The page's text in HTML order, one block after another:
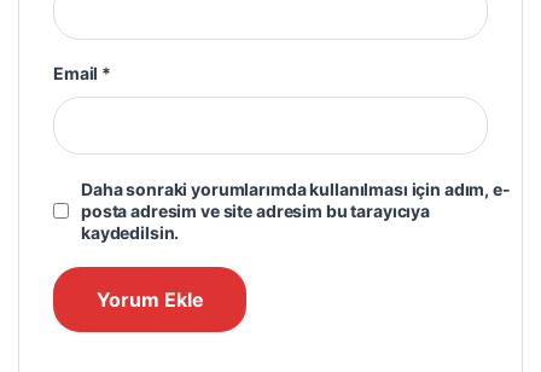
Email *
Daha sonraki yorumlarımda kullanılması için adım, e-
posta adresim ve site adresim bu tarayıcıya
kaydedilsin.